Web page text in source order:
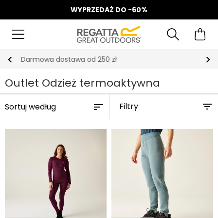
WYPRZEDAŻ DO -60%
Odbierz 15%, za zapis do Newslettera*
Outlet Odzież termoaktywna
Filtry